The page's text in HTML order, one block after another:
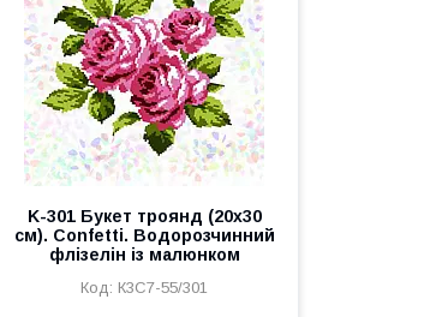
K-301 Букет троянд (20х30
см). Confetti. Водорозчинний
флізелін із малюнком
К3С7-55/301